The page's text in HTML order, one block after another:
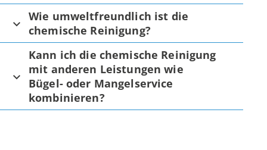
Wie umweltfreundlich ist die
chemische Reinigung?
Kann ich die chemische Reinigung
mit anderen Leistungen wie
Bügel- oder Mangelservice
kombinieren?